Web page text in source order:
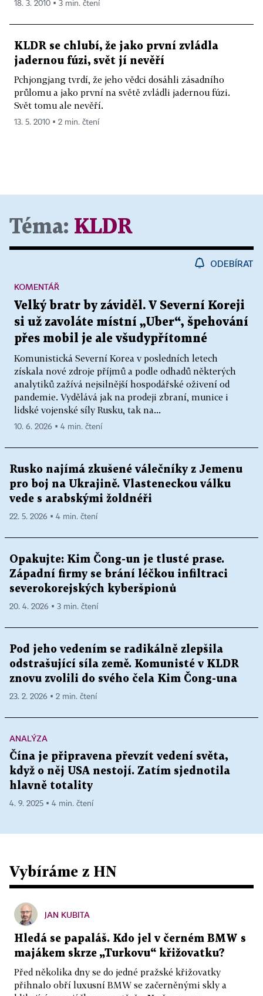
18. 3. 2010 ▪ 3 min. čtení
KLDR se chlubí, že jako první zvládla
jadernou fúzi, svět jí nevěří
Pchjongjang tvrdí, že jeho vědci dosáhli zásadního
průlomu a jako první na světě zvládli jadernou fúzi.
Svět tomu ale nevěří.
13. 5. 2010 ▪ 2 min. čtení
Téma: KLDR
ODEBÍRAT
Velký bratr by záviděl. V Severní Koreji
si už zavoláte místní „Uber“, špehování
přes mobil je ale všudypřítomné
Komunistická Severní Korea v posledních letech
získala nové zdroje příjmů a podle odhadů některých
analytiků zažívá nejsilnější hospodářské oživení od
pandemie. Vydělává jak na prodeji zbraní, munice i
lidské vojenské síly Rusku, tak na...
KOMENTÁŘ
10. 6. 2026 ▪ 4 min. čtení
Rusko najímá zkušené válečníky z Jemenu
pro boj na Ukrajině. Vlasteneckou válku
vede s arabskými žoldnéři
22. 5. 2026 ▪ 4 min. čtení
Opakujte: Kim Čong-un je tlusté prase.
Západní firmy se brání léčkou infiltraci
severokorejských kyberšpionů
20. 4. 2026 ▪ 3 min. čtení
Pod jeho vedením se radikálně zlepšila
odstrašující síla země. Komunisté v KLDR
znovu zvolili do svého čela Kim Čong-una
23. 2. 2026 ▪ 2 min. čtení
ANALÝZA
Čína je připravena převzít vedení světa,
když o něj USA nestojí. Zatím sjednotila
hlavně totality
4. 9. 2025 ▪ 4 min. čtení
Vybíráme z HN
JAN KUBITA
Hledá se papaláš. Kdo jel v černém BMW s
majákem skrze „Turkovu“ křižovatku?
Před několika dny se do jedné pražské křižovatky
přihnalo obří luxusní BMW se začerněnými skly a